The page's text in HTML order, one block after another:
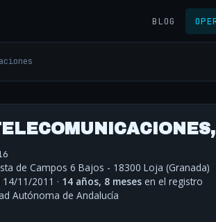
BLOG
de Campos 6 Bajos - 18300 Loja (Granada)
11/2011 · 14 años, 8 meses en el registro
Autónoma de Andalucía